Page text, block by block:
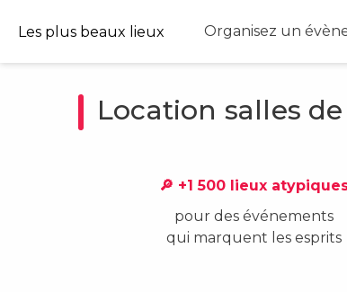
Les plus beaux lieux Organisez un
Location salles
🔎 +1 500 lieux
pour des événements
qui marquent les esprits